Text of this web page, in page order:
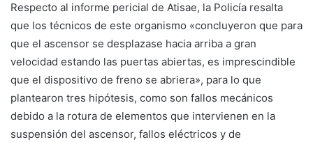
Respecto al informe pericial de Atisae, la Policía resalta
que los técnicos de este organismo «concluyeron que para
que el ascensor se desplazase hacia arriba a gran
velocidad estando las puertas abiertas, es imprescindible
que el dispositivo de freno se abriera», para lo que
plantearon tres hipótesis, como son fallos mecánicos
debido a la rotura de elementos que intervienen en la
suspensión del ascensor, fallos eléctricos y de